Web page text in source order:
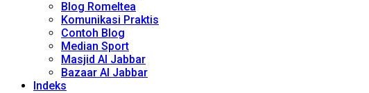
Blog Romeltea
Komunikasi Praktis
Contoh Blog
Median Sport
Masjid Al Jabbar
Bazaar Al Jabbar
Indeks